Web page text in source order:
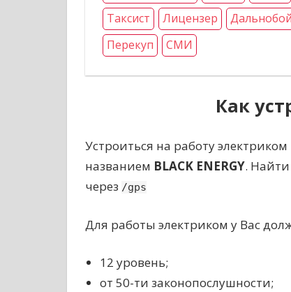
Таксист
Лицензер
Перекуп
СМИ
Как
Устроиться на работу
названием BLACK ENERGY.
через /gps
Для работы электриком у Вас
12 уровень;
от 50-ти законопослушности;